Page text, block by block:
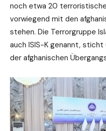
noch etwa 20
vorwiegend mit den
stehen. Die Terrorgruppe
auch ISIS-K genannt,
der afghanischen